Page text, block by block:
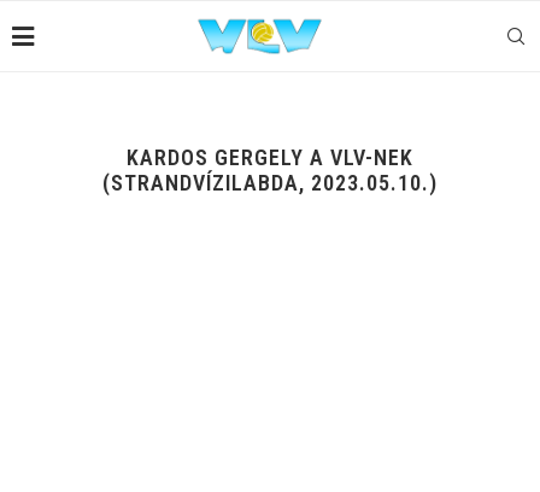
KARDOS GERGELY A VLV-NEK
(STRANDVÍZILABDA, 2023.05.10.)